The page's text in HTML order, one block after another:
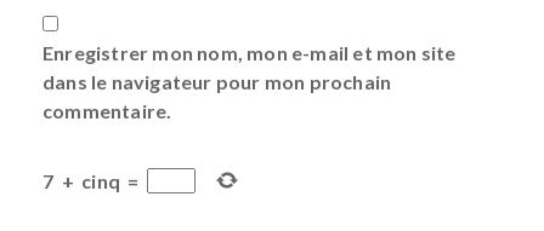
Enregistrer mon nom, mon e-mail et mon site
dans le navigateur pour mon prochain
commentaire.
7 + cinq =